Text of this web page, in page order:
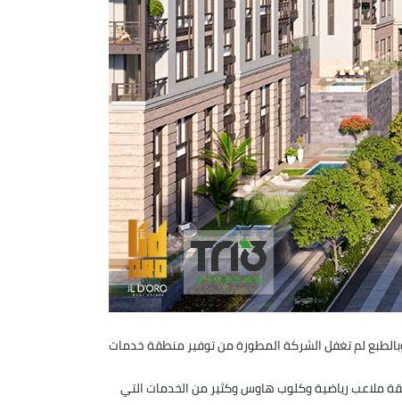
لم تغفل الشركة المطورة من توفير منطقة خدمات
ملاعب رياضية وكلوب هاوس وكثير من الخدمات التي